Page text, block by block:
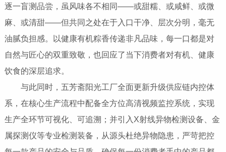
逐一盲测品尝，虽风味各不相同——或甜糯、或咸鲜、或微
麻、或清甜——但共同之处在于入口干净、层次分明，毫无
油腻负担感。以健康有机粽香传递非凡品味，每一口都是对
自然与匠心的双重致敬，也回应了当下消费者对有机、健康
饮食的深层追求。
与此同时，五芳斋阳光工厂全面更新升级供应链内控体
系，在核心生产流程中配备全方位高清视频监控系统，实现
生产全环节可视化、可追溯；并引入X射线异物检测设备、金
属探测仪等专业检测装备，从源头杜绝异物隐患，严苛把控